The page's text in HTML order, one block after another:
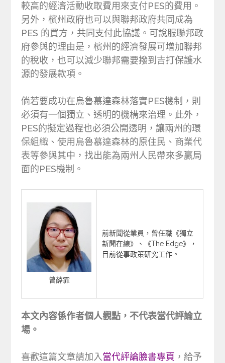
較高的經濟活動收取費用來支付PES的費用。
另外，檳州政府也可以與聯邦政府共同成為
PES 的買方，共同支付此協議。可說服聯邦政
府參與的理由是，檳州的經濟發展可增加聯邦
的稅收，也可以減少聯邦需要撥到吉打保護水
源的發展款項。
倘若要成功在烏魯慕達森林落實PES機制，則
必須有一個獨立、透明的機構來治理。此外，
PES的擬定過程也必須公開透明，讓兩州的環
保組織、使用烏魯慕達森林的原住民、商業代
表等參與其中，找出能為兩州人民帶來多贏局
面的PES機制。
曾薛霏
前新聞從業員，曾任職《獨立
新聞在線》、《The Edge》，
目前從事政策研究工作。
本文內容係作者個人觀點，不代表當代評論立
場。
喜歡這篇文章請加入當代評論臉書專頁 ，給予